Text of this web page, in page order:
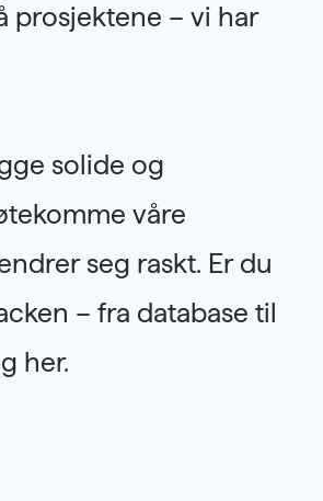
prosjektene – vi har
solide og
våre
seg raskt. Er du
– fra database til
her.